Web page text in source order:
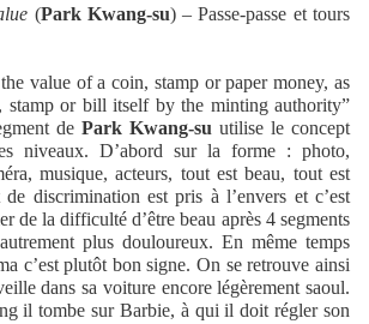
(Park Kwang-su) – Passe-passe et tours
value of a coin, stamp or paper money, as
stamp or bill itself by the minting authority”
de Park Kwang-su utilise le concept
niveaux. D’abord sur la forme : photo,
musique, acteurs, tout est beau, tout est
discrimination est pris à l’envers et c’est
de la difficulté d’être beau après 4 segments
plus douloureux. En même temps
c’est plutôt bon signe. On se retrouve ainsi
dans sa voiture encore légèrement saoul.
il tombe sur Barbie, à qui il doit régler son